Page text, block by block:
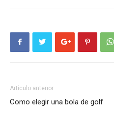
Artículo anterior
Como elegir una bola de golf